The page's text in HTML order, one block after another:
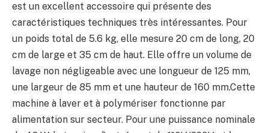
est un excellent accessoire qui présente des
caractéristiques techniques très intéressantes. Pour
un poids total de 5.6 kg, elle mesure 20 cm de long, 20
cm de large et 35 cm de haut. Elle offre un volume de
lavage non négligeable avec une longueur de 125 mm,
une largeur de 85 mm et une hauteur de 160 mm.Cette
machine à laver et à polymériser fonctionne par
alimentation sur secteur. Pour une puissance nominale